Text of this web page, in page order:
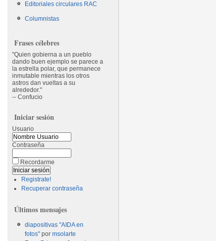
Editoriales circulares RAC
Columnistas
Frases célebres
Quien gobierna a un pueblo
dando buen ejemplo se parece a
la estrella polar, que permanece
inmutable mientras los otros
astros dan vueltas a su
alrededor.
-- Confucio
Iniciar sesión
Usuario
Contraseña
Recordarme
Registrate!
Recuperar contraseña
Últimos mensajes
diapositivas "AIDA en
fotos" pormsolarte